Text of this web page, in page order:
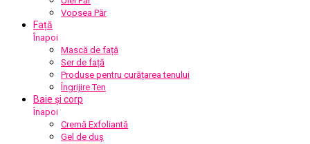
Vopsea Păr
Față
Înapoi
Mască de față
Ser de față
Produse pentru curățarea tenului
Îngrijire Ten
Baie și corp
Înapoi
Cremă Exfoliantă
Gel de duș